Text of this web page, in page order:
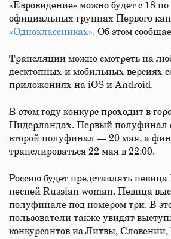
«Евровидение» можно будет с 18
официальных группах Первого
«Одноклассниках». Об этом
Трансляции можно смотреть на
десктопных и мобильных версиях
приложениях на iOS и Android.
В этом году конкурс проходит в
Нидерландах. Первый полуфинал
второй полуфинал — 20 мая, а
транслироваться 22 мая в 22:00.
Россию будет представлять
песней Russian woman. Певица
полуфинале под номером три. В
пользователи также увидят
конкурсантов из Литвы,